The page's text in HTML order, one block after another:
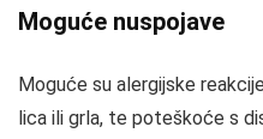
Moguće nuspojave
Moguće su alergijske
lica ili grla, te poteškoće s